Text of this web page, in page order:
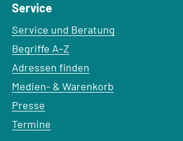
Service
Service und Beratung
Begriffe A–Z
Adressen finden
Medien- & Warenkorb
Presse
Termine